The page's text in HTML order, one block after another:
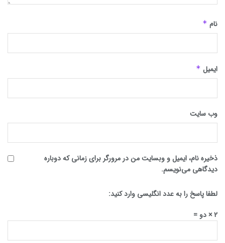
نام *
ایمیل *
وب‌ سایت
ذخیره نام، ایمیل و وبسایت من در مرورگر برای زمانی که دوباره
دیدگاهی می‌نویسم.
لطفا پاسخ را به عدد انگلیسی وارد کنید:
2 × دو =